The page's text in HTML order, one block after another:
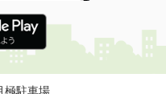
極駐車場